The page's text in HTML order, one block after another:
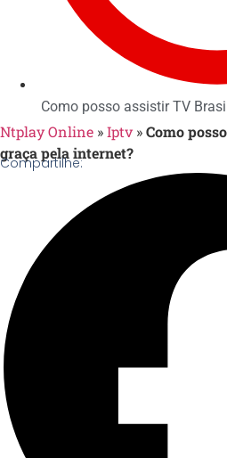
Como posso assistir TV
Ntplay Online »Iptv »Como
graça pela internet?
Compartilhe: